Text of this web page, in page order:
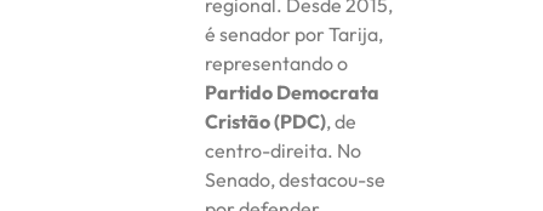
regional. Desde 2015,
é senador por Tarija,
representando o
Partido Democrata
Cristão (PDC), de
centro-direita. No
Senado, destacou-se